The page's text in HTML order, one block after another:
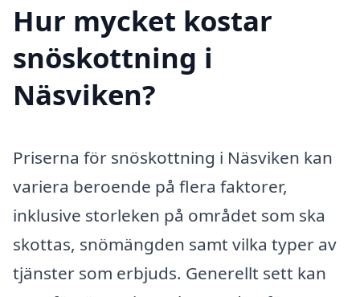
Hur mycket kostar
snöskottning i
Näsviken?
Priserna för snöskottning i Näsviken kan
variera beroende på flera faktorer,
inklusive storleken på området som ska
skottas, snömängden samt vilka typer av
tjänster som erbjuds. Generellt sett kan